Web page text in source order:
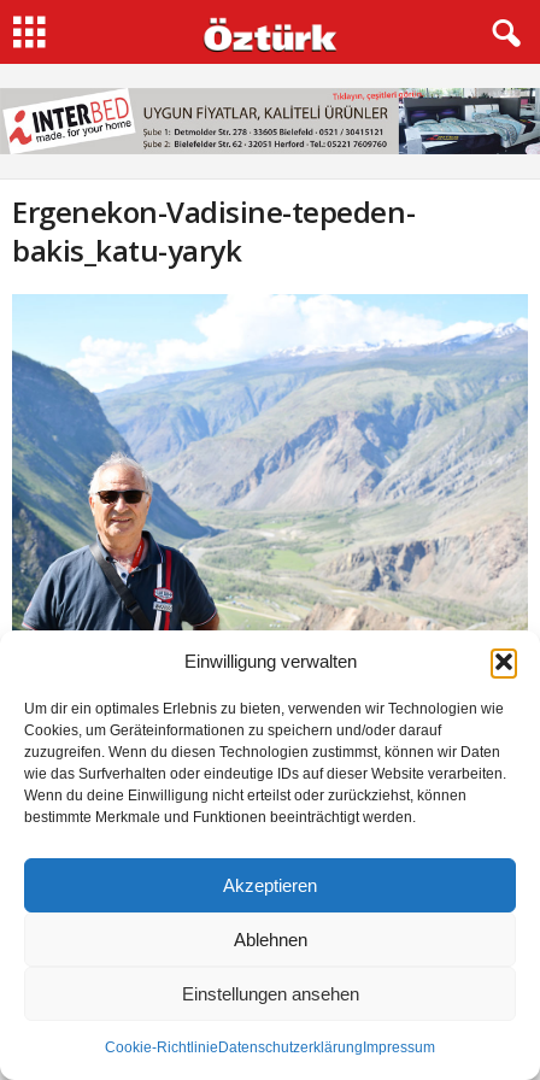
Einwilligung verwalten
Um dir ein optimales Erlebnis zu bieten, verwenden wir Technologien wie
Cookies, um Geräteinformationen zu speichern und/oder darauf
zuzugreifen. Wenn du diesen Technologien zustimmst, können wir Daten
wie das Surfverhalten oder eindeutige IDs auf dieser Website verarbeiten.
Wenn du deine Einwilligung nicht erteilst oder zurückziehst, können
bestimmte Merkmale und Funktionen beeinträchtigt werden.
Akzeptieren
Ablehnen
Einstellungen ansehen
Cookie-Richtlinie Datenschutzerklärung Impressum
Ergenekon-Vadisine-tepeden-
bakis_katu-yaryk
Kontakt Datenschutzerklärung
Impressum
© Öztürk Gazetesi 1986 – 2026